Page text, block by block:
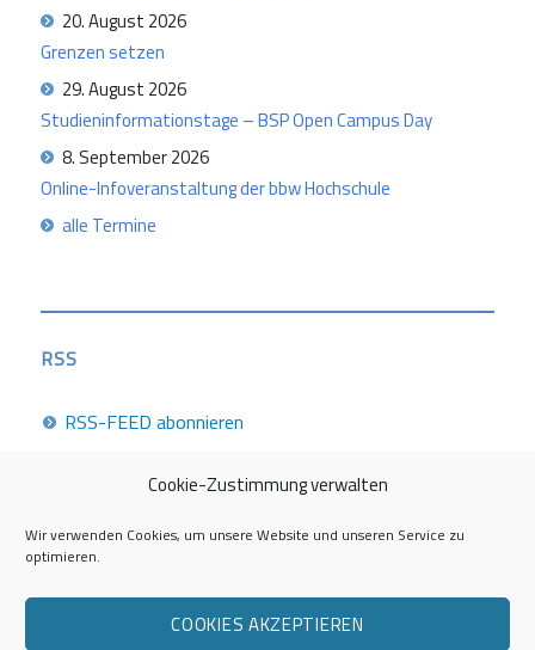
Cookie-Zustimmung verwalten
Wir verwenden Cookies, um unsere Website und unseren Service zu
optimieren.
COOKIES AKZEPTIEREN
20. August 2026
Grenzen setzen
29. August 2026
Studieninformationstage – BSP Open Campus Day
8. September 2026
Online-Infoveranstaltung der bbw Hochschule
alle Termine
RSS
RSS-FEED abonnieren
Career Week 2026
Die Career Center im Überblick